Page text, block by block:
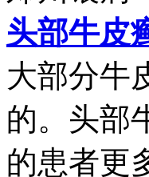
头部牛皮
大部分牛
的。头部
的患者更